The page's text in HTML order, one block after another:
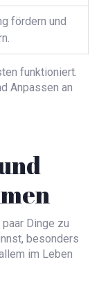
fördern und
funktioniert.
Anpassen an
Dinge zu
besonders
im Leben